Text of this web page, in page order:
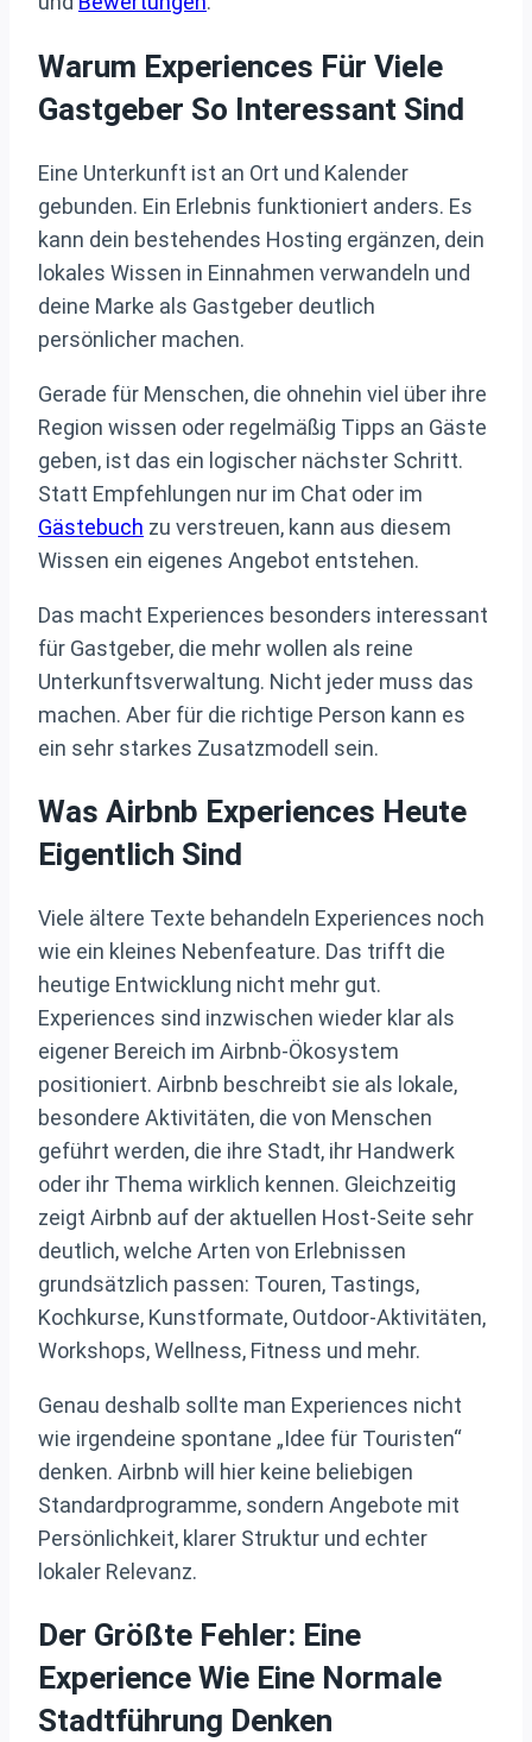
Warum Experiences Für Viele
Gastgeber So Interessant Sind
Eine Unterkunft ist an Ort und Kalender
gebunden. Ein Erlebnis funktioniert anders. Es
kann dein bestehendes Hosting ergänzen, dein
lokales Wissen in Einnahmen verwandeln und
deine Marke als Gastgeber deutlich
persönlicher machen.
Gerade für Menschen, die ohnehin viel über ihre
Region wissen oder regelmäßig Tipps an Gäste
geben, ist das ein logischer nächster Schritt.
Statt Empfehlungen nur im Chat oder im
Gästebuch zu verstreuen, kann aus diesem
Wissen ein eigenes Angebot entstehen.
Das macht Experiences besonders interessant
für Gastgeber, die mehr wollen als reine
Unterkunftsverwaltung. Nicht jeder muss das
machen. Aber für die richtige Person kann es
ein sehr starkes Zusatzmodell sein.
Was Airbnb Experiences Heute
Eigentlich Sind
Viele ältere Texte behandeln Experiences noch
wie ein kleines Nebenfeature. Das trifft die
heutige Entwicklung nicht mehr gut.
Experiences sind inzwischen wieder klar als
eigener Bereich im Airbnb-Ökosystem
positioniert. Airbnb beschreibt sie als lokale,
besondere Aktivitäten, die von Menschen
geführt werden, die ihre Stadt, ihr Handwerk
oder ihr Thema wirklich kennen. Gleichzeitig
zeigt Airbnb auf der aktuellen Host-Seite sehr
deutlich, welche Arten von Erlebnissen
grundsätzlich passen: Touren, Tastings,
Kochkurse, Kunstformate, Outdoor-Aktivitäten,
Workshops, Wellness, Fitness und mehr.
Genau deshalb sollte man Experiences nicht
wie irgendeine spontane „Idee für Touristen“
denken. Airbnb will hier keine beliebigen
Standardprogramme, sondern Angebote mit
Persönlichkeit, klarer Struktur und echter
lokaler Relevanz.
Der Größte Fehler: Eine
Experience Wie Eine Normale
Stadtführung Denken